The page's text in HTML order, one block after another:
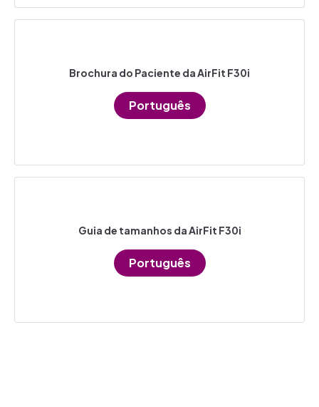
Brochura do Paciente da AirFit F30i
Português
Guia de tamanhos da AirFit F30i
Português